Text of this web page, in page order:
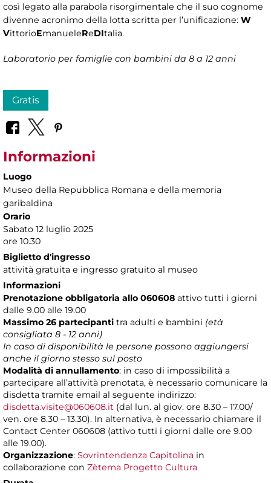
così legato alla parabola risorgimentale che il suo cognome
divenne acronimo della lotta scritta per l’unificazione: W
VittorioEmanueleReDItalia.
Laboratorio per famiglie con bambini da 8 a 12 anni
Gratis
Informazioni
Luogo
Museo della Repubblica Romana e della memoria
garibaldina
Orario
Sabato 12 luglio 2025
ore 10.30
Biglietto d'ingresso
attività gratuita e ingresso gratuito al museo
Informazioni
Prenotazione obbligatoria allo 060608 attivo tutti i giorni
dalle 9.00 alle 19.00
Massimo 26 partecipanti tra adulti e bambini (età
consigliata 8 - 12 anni)
In caso di disponibilità le persone possono aggiungersi
anche il giorno stesso sul posto
Modalità di annullamento: in caso di impossibilità a
partecipare all’attività prenotata, è necessario comunicare la
disdetta tramite email al seguente indirizzo:
disdetta.visite@060608.it (dal lun. al giov. ore 8.30 – 17.00/
ven. ore 8.30 – 13.30). In alternativa, è necessario chiamare il
Contact Center 060608 (attivo tutti i giorni dalle ore 9.00
alle 19.00).
Organizzazione: Sovrintendenza Capitolina in
collaborazione con Zètema Progetto Cultura